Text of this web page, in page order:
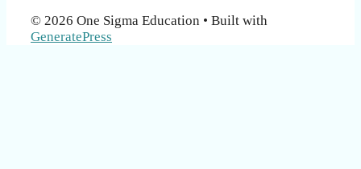
© 2026 One Sigma Education • Built with
GeneratePress